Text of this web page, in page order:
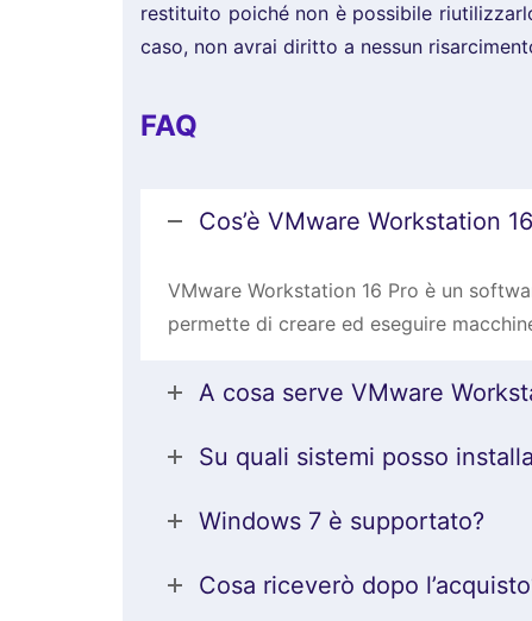
restituito poiché non è possibile
caso, non avrai diritto a nessun
FAQ
Cos’è VMware Workstation
VMware Workstation 16 Pro è un
permette di creare ed eseguire
A cosa serve VMware
Su quali sistemi posso
Windows 7 è supportato?
Cosa riceverò dopo